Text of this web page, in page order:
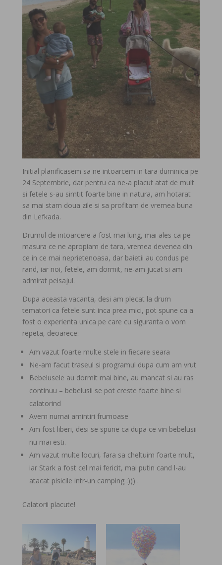
Initial planificasem sa ne intoarcem in tara duminica pe
24 Septembrie, dar pentru ca ne-a placut atat de mult
si fetele s-au simtit foarte bine in natura, am hotarat
sa mai stam doua zile si sa profitam de vremea buna
din Lefkada.
Drumul de intoarcere a fost mai lung, mai ales ca pe
masura ce ne apropiam de tara, vremea devenea din
ce in ce mai neprietenoasa, dar baietii au condus pe
rand, iar noi, fetele, am dormit, ne-am jucat si am
admirat peisajul.
Dupa aceasta vacanta, desi am plecat la drum
tematori ca fetele sunt inca prea mici, pot spune ca a
fost o experienta unica pe care cu siguranta o vom
repeta, deoarece:
Am vazut foarte multe stele in fiecare seara
Ne-am facut traseul si programul dupa cum am vrut
Bebelusele au dormit mai bine, au mancat si au ras
continuu – bebelusii se pot creste foarte bine si
calatorind
Avem numai amintiri frumoase
Am fost liberi, desi se spune ca dupa ce vin bebelusii
nu mai esti.
Am vazut multe locuri, fara sa cheltuim foarte mult,
iar Stark a fost cel mai fericit, mai putin cand l-au
atacat pisicile intr-un camping :))) .
Calatorii placute!